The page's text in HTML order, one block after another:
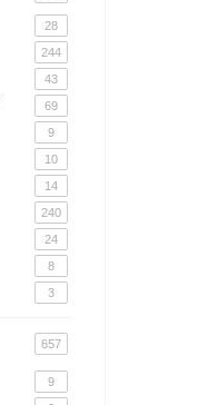
28
244
43
69
9
10
14
240
24
8
3
657
9